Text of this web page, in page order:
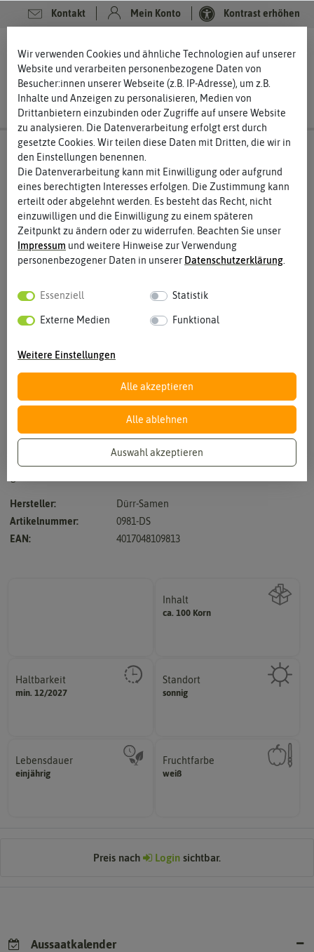
Kontakt Mein Konto Kontrast erhöhen
Vergrößern durch berühren
Sehr winterharte und starkwüchsige Sorte, kann bereits Mitte April
Hersteller:
Dürr-Samen
Artikelnummer:
0981-DS
EAN:
4017048109813
Inhalt
ca. 100 KornWie viel ist enthalten
Haltbarkeit
min. 12/2027
und Pflanzgut sehr gut keimen
sollte.
Standort
sonnig
Pflanze? (schattig, halbschattig,
sonnig, vollsonnig)
Lebensdauer
einjährig
einjährig, zweijährig oder
mehrjährig.
Fruchtfarbe
weiß
sie nach dem Reifungsprozess
hat.
Preis nach Login sichtbar.
Aussaatkalender
Wir verwenden Cookies und ähnliche Technologien auf unserer
Website und verarbeiten personenbezogene Daten von
Besucher:innen unserer Webseite (z.B. IP-Adresse), um z.B.
Inhalte und Anzeigen zu personalisieren, Medien von
Drittanbietern einzubinden oder Zugriffe auf unsere Website
zu analysieren. Die Datenverarbeitung erfolgt erst durch
gesetzte Cookies. Wir teilen diese Daten mit Dritten, die wir in
den Einstellungen benennen.
Die Datenverarbeitung kann mit Einwilligung oder aufgrund
eines berechtigten Interesses erfolgen. Die Zustimmung kann
erteilt oder abgelehnt werden. Es besteht das Recht, nicht
einzuwilligen und die Einwilligung zu einem späteren
Zeitpunkt zu ändern oder zu widerrufen. Beachten Sie unser
Impressum und weitere Hinweise zur Verwendung
personenbezogener Daten in unserer Daten­schutz­erklärung.
Essenziell Statistik
Externe Medien Funktional
Weitere Einstellungen
Alle akzeptieren
Alle ablehnen
Auswahl akzeptieren